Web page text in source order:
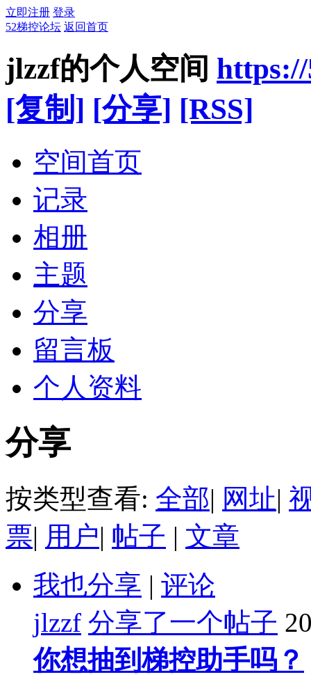
立即注册 登录
52梯控论坛 返回首页
jlzzf的个人空间
[复制] [分享] [RSS]
空间首页
记录
相册
主题
分享
留言板
个人资料
分享
按类型查看: 全部| 网址|
票| 用户| 帖子 | 文章
我也分享 | 评论
jlzzf 分享了一个帖子
你想抽到梯控助手吗？